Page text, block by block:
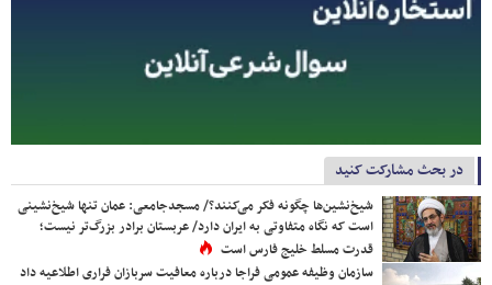
در بحث مشارکت کنید
شیخ‌نشین‌ها چگونه فکر می‌کنند؟/ مسجدجامعی: عمان تنها شیخ‌نشینی
است که نگاه متفاوتی به ایران دارد/ عربستان برادر بزرگ‌تر نیست؛
قدرت مسلط خلیج فارس است
سازمان وظیفه عمومی فراجا درباره معافیت سربازان فراری اطلاعیه داد